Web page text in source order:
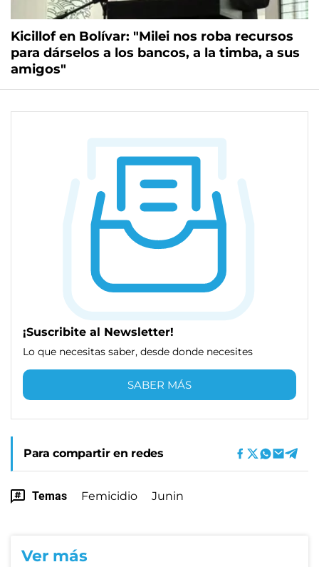
Kicillof en Bolívar: "Milei nos roba recursos
para dárselos a los bancos, a la timba, a sus
amigos"
¡Suscribite al Newsletter!
Lo que necesitas saber, desde donde necesites
SABER MÁS
Para compartir en redes
Temas Femicidio Junin
Ver más